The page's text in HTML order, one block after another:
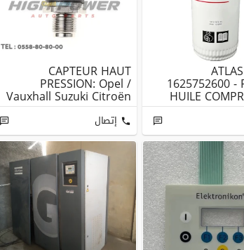
1625752600 -
HUILE
CAPTEUR HAUT
PRESSION: Opel /
Vauxhall Suzuki Citroën
Iveco Ford
إتصال